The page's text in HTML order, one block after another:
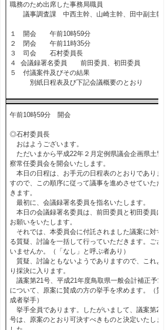
職務のため出席した事務局職員
議事調査課 中西主幹、山崎主幹、田中副主幹
１ 開会 午前10時59分
２ 閉会 午前11時35分
３ 司会 石村委員長
４ 会議録署名委員 前田委員、初田委員
５ 付議案件及びその結果
別紙日程表及び下記会議概要のとおり
午前10時59分 開会
◎石村委員長
おはようございます。
ただいまから平成22年２月定例県議会企画県土警
察常任委員会を開会いたします。
本日の日程は、お手元の日程表のとおりでありま
すので、この順序に従って議事を進めさせていただ
きます。
最初に、会議録署名委員を指名いたします。
本日の会議録署名委員は、前田委員と初田委員に
お願いをいたします。
それでは、本委員会に付託されました議案に対す
る質疑、討論を一括して行っていただきます。ござ
いませんか。（「なし」と呼ぶ者あり）
質疑、討論ともないようでありますので、これよ
り採決に入ります。
議案第21号、平成21年度鳥取県一般会計補正予算
について、原案に賛成の方の挙手を求めます。（賛
成者挙手）
挙手全員であります。したがいまして、議案第21
号は、原案のとおり可決すべきものと決定いたしま